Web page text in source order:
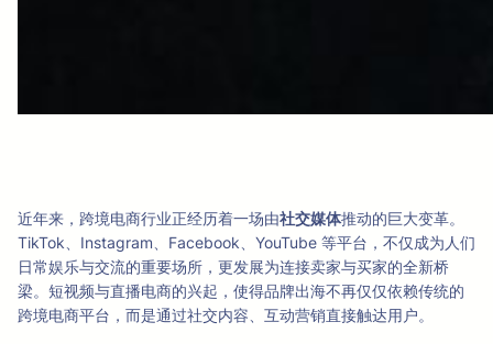
近年来，跨境电商行业正经历着一场由社交媒体推动的巨大变革。
TikTok、Instagram、Facebook、YouTube 等平台，不仅成为人们
日常娱乐与交流的重要场所，更发展为连接卖家与买家的全新桥
梁。短视频与直播电商的兴起，使得品牌出海不再仅仅依赖传统的
跨境电商平台，而是通过社交内容、互动营销直接触达用户。